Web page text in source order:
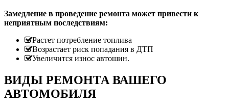
Замедление в проведение ремонта может привести к
неприятным последствиям:
Растет потребление топлива
Возрастает риск попадания в ДТП
Увеличится износ автошин.
ВИДЫ РЕМОНТА ВАШЕГО
АВТОМОБИЛЯ